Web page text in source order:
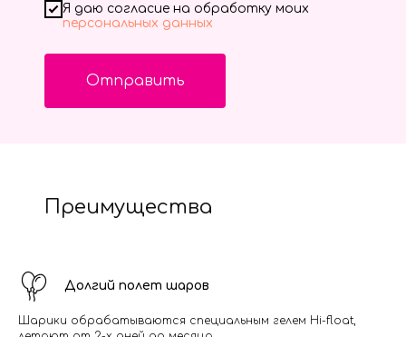
Я даю согласие на обработку моих
персональных данных
Отправить
Преимущества
Долгий полет шаров
Шарики обрабатываются специальным гелем Hi-float,